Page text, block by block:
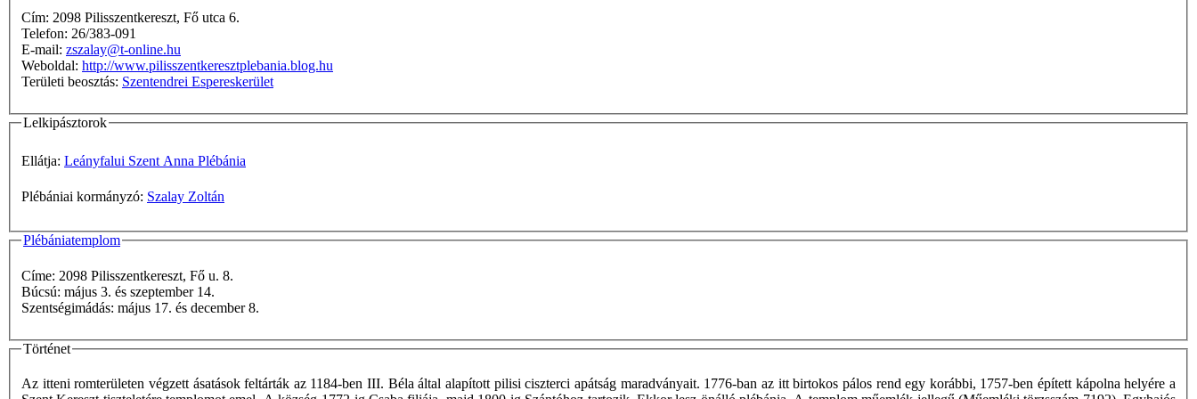
Cím: 2098 Pilisszentkereszt, Fő utca 6.
Telefon: 26/383-091
E-mail: zszalay@t-online.hu
Weboldal: http://www.pilisszentkeresztplebania.blog.hu
Területi beosztás: Szentendrei Espereskerület
Lelkipásztorok
Ellátja: Leányfalui Szent Anna Plébánia
Plébániai kormányzó: Szalay Zoltán
Plébániatemplom
Címe: 2098 Pilisszentkereszt, Fő u. 8.
Búcsú: május 3. és szeptember 14.
Szentségimádás: május 17. és december 8.
Történet
Az itteni romterületen végzett ásatások feltárták az 1184-ben III. Béla által alapított pilisi ciszterci apátság maradványait. 1776-ban az itt birtokos pálos rend egy korábbi, 1757-ben épített kápolna helyére a